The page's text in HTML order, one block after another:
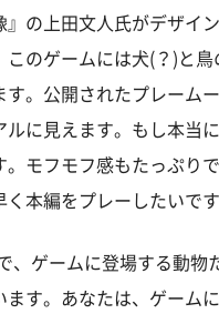
』の上田文人氏がデザイ
このゲームには犬(？)と
す。公開されたプレーム
ルに見えます。もし本当
。モフモフ感もたっぷり
く本編をプレーしたいです
、ゲームに登場する動
ます。あなたは、ゲーム